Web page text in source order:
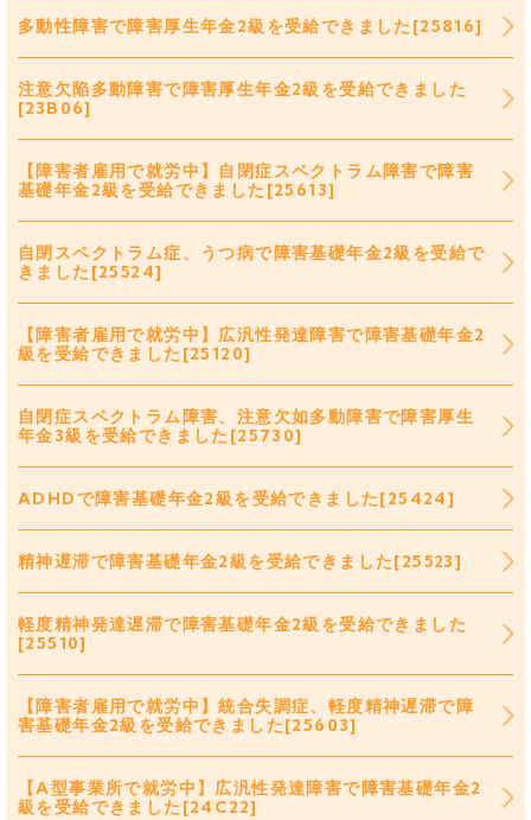
多動性障害で障害厚生年金2級を受給できました[25816]
注意欠陥多動障害で障害厚生年金2級を受給できました
[23B06]
【障害者雇用で就労中】自閉症スペクトラム障害で障害
基礎年金2級を受給できました[25613]
自閉スペクトラム症、うつ病で障害基礎年金2級を受給で
きました[25524]
【障害者雇用で就労中】広汎性発達障害で障害基礎年金2
級を受給できました[25120]
自閉症スペクトラム障害、注意欠如多動障害で障害厚生
年金3級を受給できました[25730]
ADHDで障害基礎年金2級を受給できました[25424]
精神遅滞で障害基礎年金2級を受給できました[25523]
軽度精神発達遅滞で障害基礎年金2級を受給できました
[25510]
【障害者雇用で就労中】統合失調症、軽度精神遅滞で障
害基礎年金2級を受給できました[25603]
【A型事業所で就労中】広汎性発達障害で障害基礎年金2
級を受給できました[24C22]